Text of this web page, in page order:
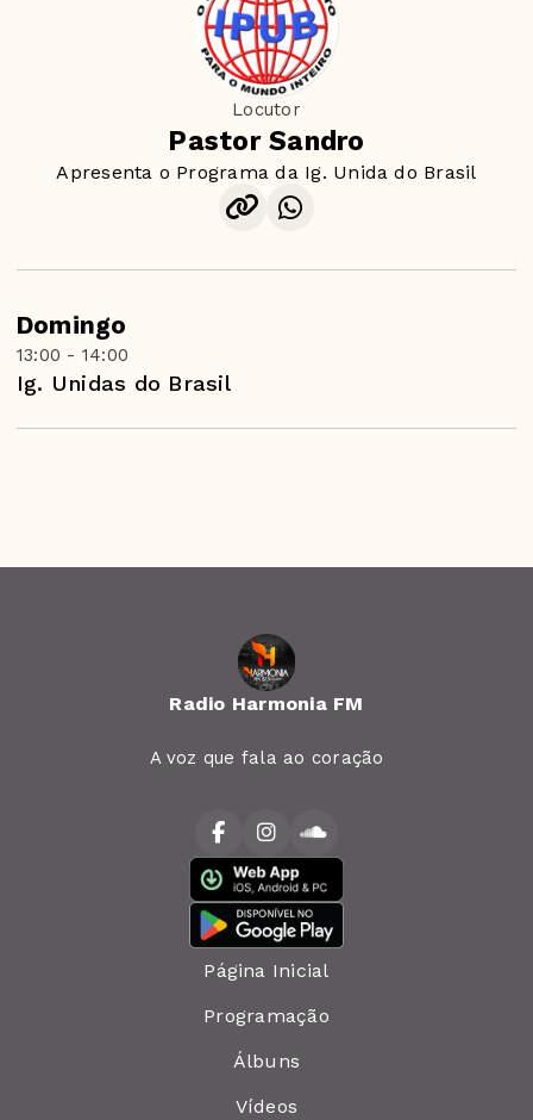
Locutor
Pastor Sandro
Apresenta o Programa da Ig. Unida do Brasil
Domingo
13:00 - 14:00
Ig. Unidas do Brasil
Radio Harmonia FM
A voz que fala ao coração
Página Inicial
Programação
Álbuns
Vídeos